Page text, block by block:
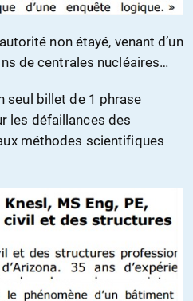
non étayé, venant d’un
de centrales nucléaires…
seul billet de 1 phrase
les défaillances des
méthodes scientifiques